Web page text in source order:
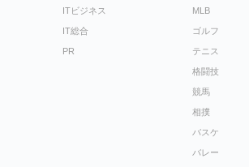
ITビジネス
IT総合
PR
MLB
ゴルフ
テニス
格闘技
競馬
相撲
バスケ
バレー